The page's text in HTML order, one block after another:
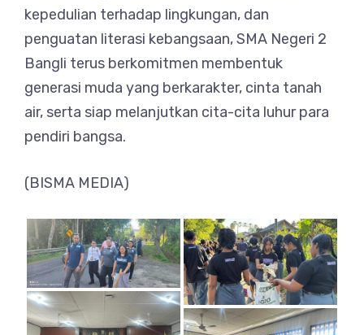
kepedulian terhadap lingkungan, dan
penguatan literasi kebangsaan, SMA Negeri 2
Bangli terus berkomitmen membentuk
generasi muda yang berkarakter, cinta tanah
air, serta siap melanjutkan cita-cita luhur para
pendiri bangsa.
(BISMA MEDIA)